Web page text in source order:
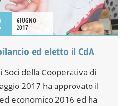
GIUGNO
2017
ed eletto il CdA
Soci della Cooperativa di
2017 ha approvato il
economico 2016 ed ha